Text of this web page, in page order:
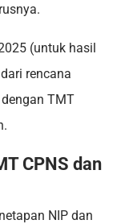
(untuk hasil
rencana
TMT
CPNS dan
NIP dan